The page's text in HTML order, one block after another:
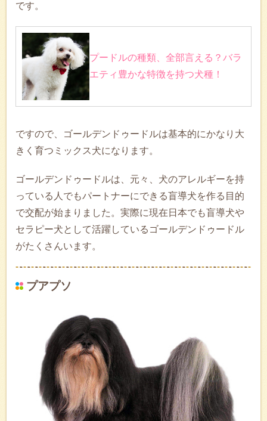
です。
プードルの種類、全部言える？バラ
エティ豊かな特徴を持つ犬種！
ですので、ゴールデンドゥードルは基本的にかなり大
きく育つミックス犬になります。
ゴールデンドゥードルは、元々、犬のアレルギーを持
っている人でもパートナーにできる盲導犬を作る目的
で交配が始まりました。実際に現在日本でも盲導犬や
セラピー犬として活躍しているゴールデンドゥードル
がたくさんいます。
プアプソ